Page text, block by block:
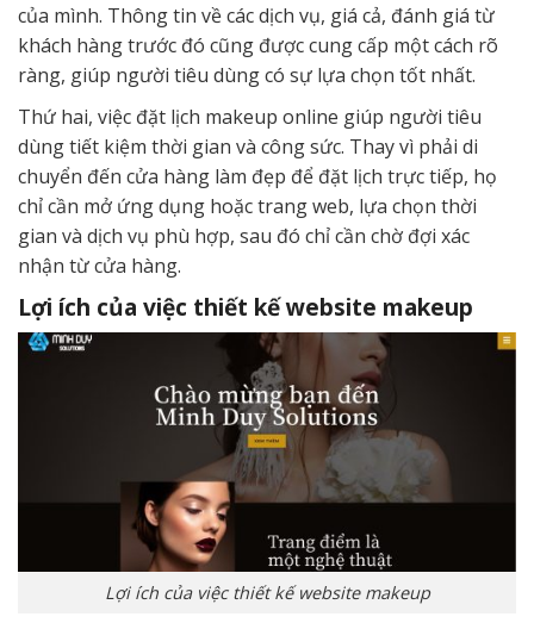
của mình. Thông tin về các dịch vụ, giá cả, đánh giá từ
khách hàng trước đó cũng được cung cấp một cách rõ
ràng, giúp người tiêu dùng có sự lựa chọn tốt nhất.
Thứ hai, việc đặt lịch makeup online giúp người tiêu
dùng tiết kiệm thời gian và công sức. Thay vì phải di
chuyển đến cửa hàng làm đẹp để đặt lịch trực tiếp, họ
chỉ cần mở ứng dụng hoặc trang web, lựa chọn thời
gian và dịch vụ phù hợp, sau đó chỉ cần chờ đợi xác
nhận từ cửa hàng.
Lợi ích của việc thiết kế website makeup
Lợi ích của việc thiết kế website makeup